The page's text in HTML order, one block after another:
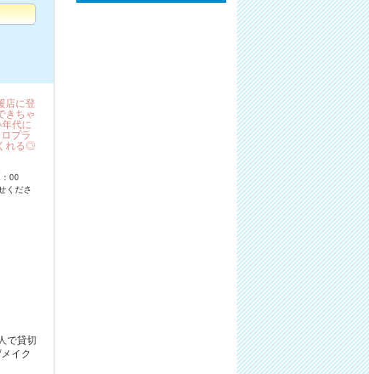
店に登
きちゃ
代に
プラ
れる◎
：00
くださ
で貸切
イク